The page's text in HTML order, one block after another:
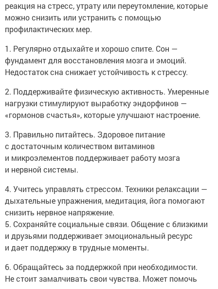
реакция на стресс, утрату или переутомление, которые
можно снизить или устранить с помощью
профилактических мер.
1. Регулярно отдыхайте и хорошо спите. Сон —
фундамент для восстановления мозга и эмоций.
Недостаток сна снижает устойчивость к стрессу.
2. Поддерживайте физическую активность. Умеренные
нагрузки стимулируют выработку эндорфинов —
«гормонов счастья», которые улучшают настроение.
3. Правильно питайтесь. Здоровое питание
с достаточным количеством витаминов
и микроэлементов поддерживает работу мозга
и нервной системы.
4. Учитесь управлять стрессом. Техники релаксации —
дыхательные упражнения, медитация, йога помогают
снизить нервное напряжение.
5. Сохраняйте социальные связи. Общение с близкими
и друзьями поддерживает эмоциональный ресурс
и дает поддержку в трудные моменты.
6. Обращайтесь за поддержкой при необходимости.
Не стоит замалчивать свои чувства. Может помочь